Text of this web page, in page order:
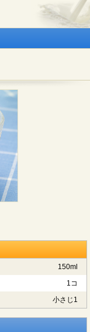
150ml
1コ
小さじ1